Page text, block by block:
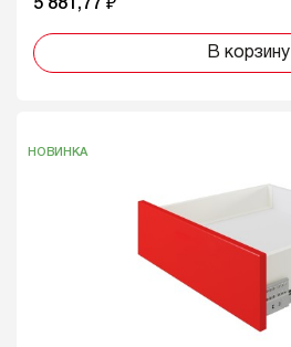
5 881,77 ₽
В корзину
НОВИНКА